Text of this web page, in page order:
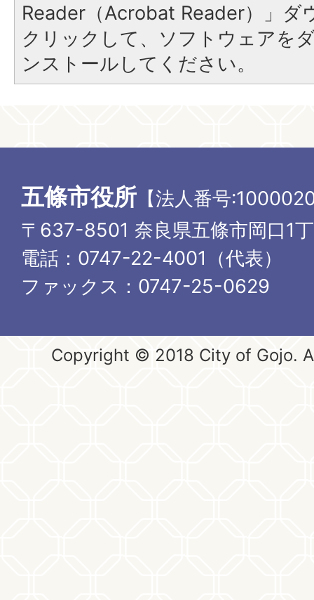
Reader（Acrobat Reader）」ダ
クリックして、ソフトウェアを
ンストールしてください。
五條市役所 【法人番号
〒637-8501 奈良県五條市岡口1
電話：0747-22-4001（代表）
ファックス：0747-25-0629
Copyright © 2018 City of Gojo.